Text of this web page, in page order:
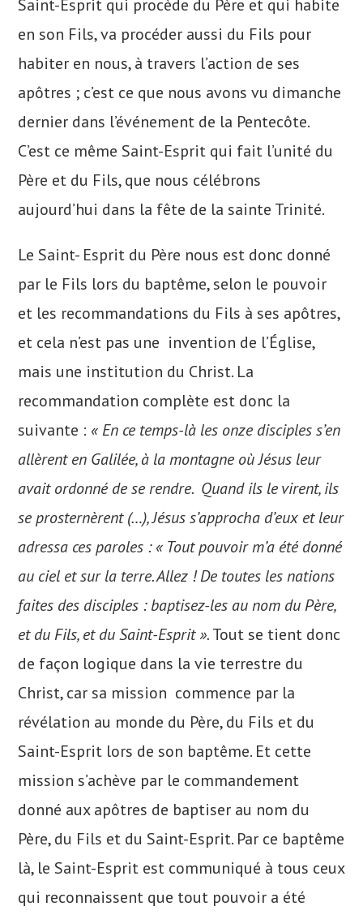
Saint-Esprit qui procède du Père et qui habite
en son Fils, va procéder aussi du Fils pour
habiter en nous, à travers l’action de ses
apôtres ; c’est ce que nous avons vu dimanche
dernier dans l’événement de la Pentecôte.
C’est ce même Saint-Esprit qui fait l’unité du
Père et du Fils, que nous célébrons
aujourd’hui dans la fête de la sainte Trinité.
Le Saint- Esprit du Père nous est donc donné
par le Fils lors du baptême, selon le pouvoir
et les recommandations du Fils à ses apôtres,
et cela n’est pas une invention de l’Église,
mais une institution du Christ. La
recommandation complète est donc la
suivante : « En ce temps-là les onze disciples s’en
allèrent en Galilée, à la montagne où Jésus leur
avait ordonné de se rendre. Quand ils le virent, ils
se prosternèrent (…), Jésus s’approcha d’eux et leur
adressa ces paroles : « Tout pouvoir m’a été donné
au ciel et sur la terre. Allez ! De toutes les nations
faites des disciples : baptisez-les au nom du Père,
et du Fils, et du Saint-Esprit ».Tout se tient donc
de façon logique dans la vie terrestre du
Christ, car sa mission commence par la
révélation au monde du Père, du Fils et du
Saint-Esprit lors de son baptême. Et cette
mission s’achève par le commandement
donné aux apôtres de baptiser au nom du
Père, du Fils et du Saint-Esprit. Par ce baptême
là, le Saint-Esprit est communiqué à tous ceux
qui reconnaissent que tout pouvoir a été